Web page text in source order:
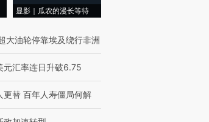
显影｜瓜农的漫长等待
大油轮停靠埃及绕行非洲
元汇率连日升破6.75
更替 百年人寿僵局何解